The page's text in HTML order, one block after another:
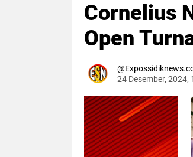
Cornelius
Open
24 Desember, 2024,